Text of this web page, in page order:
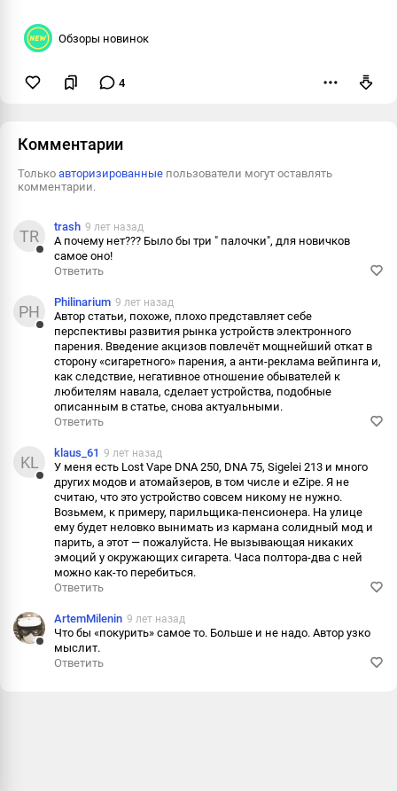
Обзоры новинок
4
Комментарии
Только авторизированные пользователи могут оставлять
комментарии.
TR trash 9 лет назад
А почему нет??? Было бы три " палочки", для новичков
самое оно!
Ответить
PH Philinarium 9 лет назад
Автор статьи, похоже, плохо представляет себе
перспективы развития рынка устройств электронного
парения. Введение акцизов повлечёт мощнейший откат в
сторону «сигаретного» парения, а анти-реклама вейпинга и,
как следствие, негативное отношение обывателей к
любителям навала, сделает устройства, подобные
описанным в статье, снова актуальными.
Ответить
KL klaus_61 9 лет назад
У меня есть Lost Vape DNA 250, DNA 75, Sigelei 213 и много
других модов и атомайзеров, в том числе и eZipe. Я не
считаю, что это устройство совсем никому не нужно.
Возьмем, к примеру, парильщика-пенсионера. На улице
ему будет неловко вынимать из кармана солидный мод и
парить, а этот — пожалуйста. Не вызывающая никаких
эмоций у окружающих сигарета. Часа полтора-два с ней
можно как-то перебиться.
Ответить
ArtemMilenin 9 лет назад
Что бы «покурить» самое то. Больше и не надо. Автор узко
мыслит.
Ответить
Информация
Ответить
Пожаловаться
Информация
Ответить
Пожаловаться
Информация